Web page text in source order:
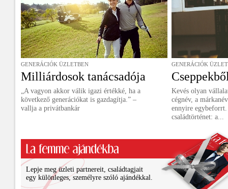
GENERÁCIÓK ÜZLETBEN
Milliárdosok tanácsadója
„A vagyon akkor válik igazi értékké, ha a
következő generációkat is gazdagítja.” –
vallja a privátbankár
GENERÁCIÓK
Kevés olyan
cégnév, a
ennyire
családtörténet: a...
Lepje meg üzleti partnereit, családtagjait
egy különleges, személyre szóló ajándékkal.